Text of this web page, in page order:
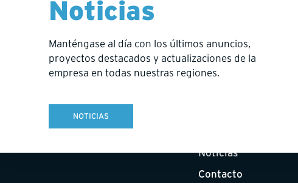
Noticias
Manténgase al día con los últimos anuncios,
proyectos destacados y actualizaciones de la
empresa en todas nuestras regiones.
NOTICIAS
Inicio
Noticias
Contacto